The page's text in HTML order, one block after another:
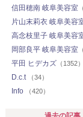
信田穂南 岐阜美容室
片山末莉衣 岐阜美容
高念枝里子 岐阜美容
岡部良平 岐阜美容室
平田 ヒデカズ （1352）
D.c.t （34）
Info （420）